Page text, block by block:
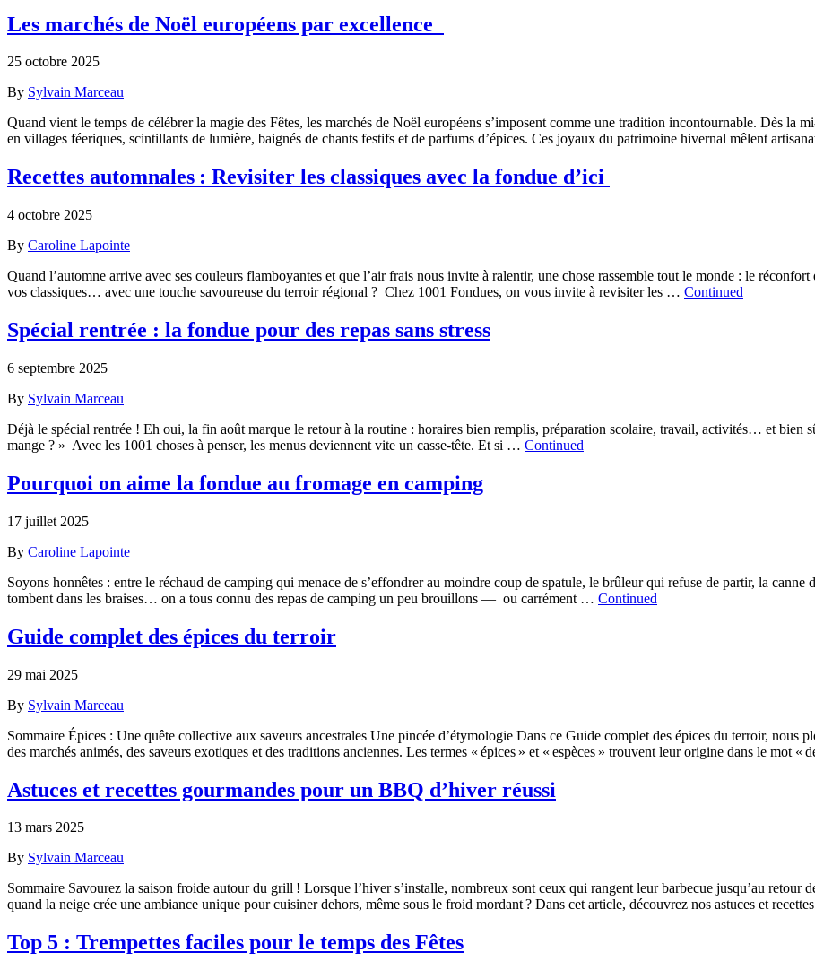
Les marchés de Noël européens par excellence
25 octobre 2025
By Sylvain Marceau
Quand vient le temps de célébrer la magie des Fêtes, les marchés de Noël européens s’imposent comme une tradition incontournable. Dès la
en villages féeriques, scintillants de lumière, baignés de chants festifs et de parfums d’épices. Ces joyaux du patrimoine hivernal mêlent
Recettes automnales : Revisiter les classiques avec la fondue d’ici
4 octobre 2025
By Caroline Lapointe
Quand l’automne arrive avec ses couleurs flamboyantes et que l’air frais nous invite à ralentir, une chose rassemble tout le monde : le
vos classiques… avec une touche savoureuse du terroir régional ? Chez 1001 Fondues, on vous invite à revisiter les … Continued
Spécial rentrée : la fondue pour des repas sans stress
6 septembre 2025
By Sylvain Marceau
Déjà le spécial rentrée ! Eh oui, la fin août marque le retour à la routine : horaires bien remplis, préparation scolaire, travail, activités… et bien
mange ? » Avec les 1001 choses à penser, les menus deviennent vite un casse-tête. Et si … Continued
Pourquoi on aime la fondue au fromage en camping
17 juillet 2025
By Caroline Lapointe
Soyons honnêtes : entre le réchaud de camping qui menace de s’effondrer au moindre coup de spatule, le brûleur qui refuse de partir, la canne
tombent dans les braises… on a tous connu des repas de camping un peu brouillons — ou carrément … Continued
Guide complet des épices du terroir
29 mai 2025
By Sylvain Marceau
Sommaire Épices : Une quête collective aux saveurs ancestrales Une pincée d’étymologie Dans ce Guide complet des épices du terroir, nous
des marchés animés, des saveurs exotiques et des traditions anciennes. Les termes « épices » et « espèces » trouvent leur origine dans le mot «
Astuces et recettes gourmandes pour un BBQ d’hiver réussi
13 mars 2025
By Sylvain Marceau
Sommaire Savourez la saison froide autour du grill ! Lorsque l’hiver s’installe, nombreux sont ceux qui rangent leur barbecue jusqu’au retour
quand la neige crée une ambiance unique pour cuisiner dehors, même sous le froid mordant ? Dans cet article, découvrez nos astuces et
Top 5 : Trempettes faciles pour le temps des Fêtes